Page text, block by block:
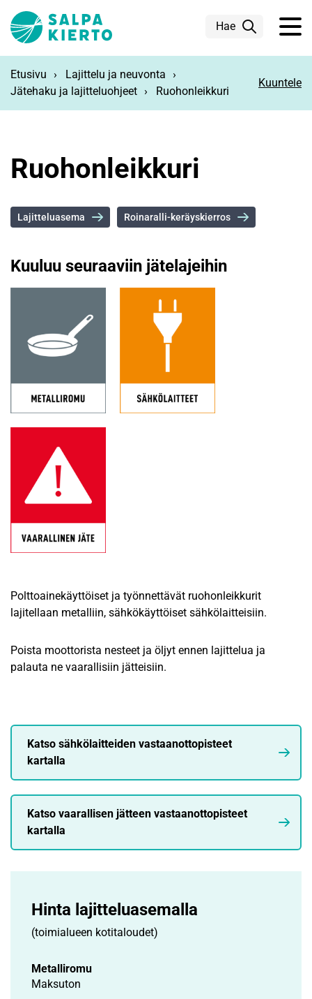
Hae
Etusivu
Lajittelu ja neuvonta
Jätehaku ja lajitteluohjeet
Ruohonleikkuri
Kuuntele
Ruohonleikkuri
Lajitteluasema Roinaralli-keräyskierros
Kuuluu seuraaviin jätelajeihin
Polttoainekäyttöiset ja työnnettävät ruohonleikkurit
lajitellaan metalliin, sähkökäyttöiset sähkölaitteisiin.
Poista moottorista nesteet ja öljyt ennen lajittelua ja
palauta ne vaarallisiin jätteisiin.
Katso sähkölaitteiden vastaanottopisteet
kartalla
Katso vaarallisen jätteen vastaanottopisteet
kartalla
Hinta lajittelu­asemalla
(toimialueen kotitaloudet)
Metalliromu
Maksuton